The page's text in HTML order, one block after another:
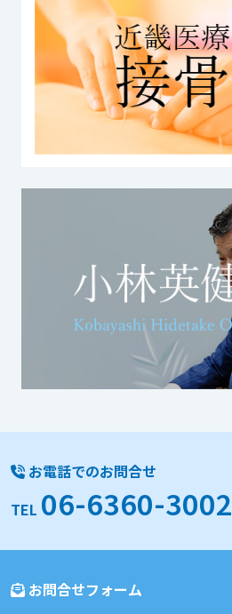
お電話でのお問合せ
TEL 06-6360-3002
お問合せフォーム